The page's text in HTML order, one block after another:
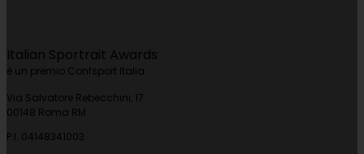
Italian Sportrait Awards
è un premio Confsport Italia
Via Salvatore Rebecchini, 17
00148 Roma RM
P.I. 04148341003